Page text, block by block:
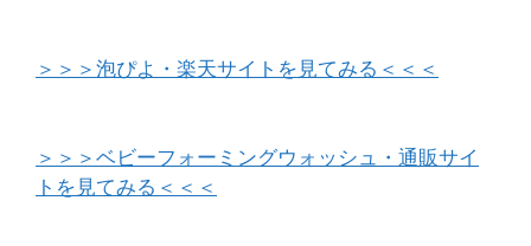
＞＞＞泡ぴよ・楽天サイトを見てみる＜＜＜
＞＞＞ベビーフォーミングウォッシュ・通販サイ
トを見てみる＜＜＜